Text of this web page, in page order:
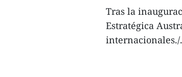
Tras la
Estratégica
internacionales./.